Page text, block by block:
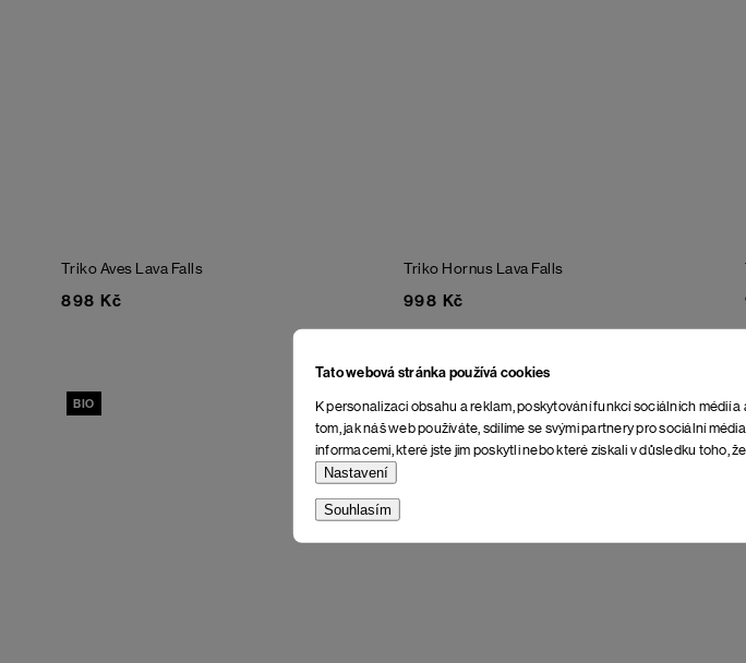
Tato webová stránka používá cookies
K personalizaci obsahu a reklam, poskytování funkcí sociálních médií
tom, jak náš web používáte, sdílíme se svými partnery pro sociální
informacemi, které jste jim poskytli nebo které získali v důsledku toho,
Nastavení
Souhlasím
Triko Aves Lava Falls
898 Kč
Triko Hornus Lava Falls
998 Kč
BIO